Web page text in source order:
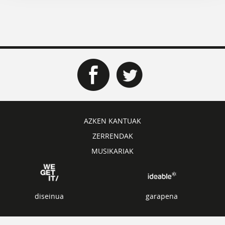
AZKEN KANTUAK
ZERRENDAK
MUSIKARIAK
diseinua garapena